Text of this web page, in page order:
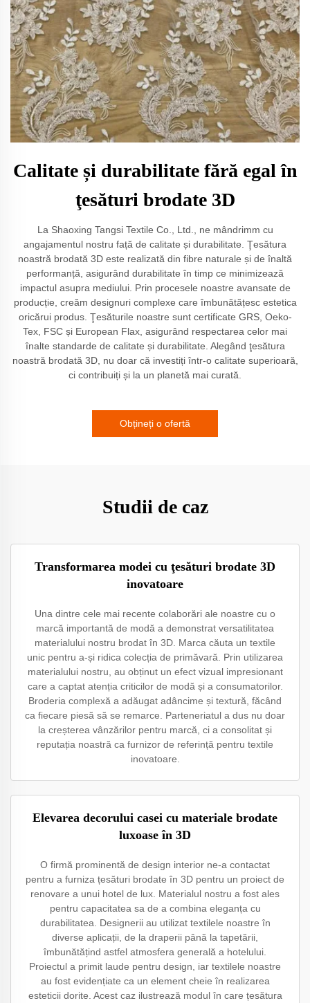
Calitate și durabilitate fără egal în
ţesături brodate 3D
La Shaoxing Tangsi Textile Co., Ltd., ne mândrimm cu
angajamentul nostru față de calitate și durabilitate. Ţesătura
noastră brodată 3D este realizată din fibre naturale și de înaltă
performanță, asigurând durabilitate în timp ce minimizează
impactul asupra mediului. Prin procesele noastre avansate de
producție, creăm designuri complexe care îmbunătățesc estetica
oricărui produs. Ţesăturile noastre sunt certificate GRS, Oeko-
Tex, FSC și European Flax, asigurând respectarea celor mai
înalte standarde de calitate și durabilitate. Alegând ţesătura
noastră brodată 3D, nu doar că investiți într-o calitate superioară,
ci contribuiți și la un planetă mai curată.
Obțineți o ofertă
Studii de caz
Transformarea modei cu ţesături brodate 3D
inovatoare
Una dintre cele mai recente colaborări ale noastre cu o
marcă importantă de modă a demonstrat versatilitatea
materialului nostru brodat în 3D. Marca căuta un textile
unic pentru a-și ridica colecția de primăvară. Prin utilizarea
materialului nostru, au obținut un efect vizual impresionant
care a captat atenția criticilor de modă și a consumatorilor.
Broderia complexă a adăugat adâncime și textură, făcând
ca fiecare piesă să se remarce. Parteneriatul a dus nu doar
la creșterea vânzărilor pentru marcă, ci a consolitat și
reputația noastră ca furnizor de referință pentru textile
inovatoare.
Elevarea decorului casei cu materiale brodate
luxoase în 3D
O firmă prominentă de design interior ne-a contactat
pentru a furniza țesături brodate în 3D pentru un proiect de
renovare a unui hotel de lux. Materialul nostru a fost ales
pentru capacitatea sa de a combina eleganța cu
durabilitatea. Designerii au utilizat textilele noastre în
diverse aplicații, de la draperii până la tapetării,
îmbunătățind astfel atmosfera generală a hotelului.
Proiectul a primit laude pentru design, iar textilele noastre
au fost evidențiate ca un element cheie în realizarea
esteticii dorite. Acest caz ilustrează modul în care țesătura